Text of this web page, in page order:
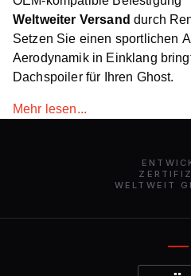
Weltweiter Versand durch
Setzen Sie einen sportlichen
Aerodynamik in Einklang
Dachspoiler für Ihren Ghost.
Mehr lesen...
WELTWEIT